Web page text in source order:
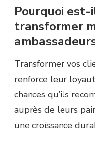
Pourquoi
transformer
Transformer vos
renforce leur
chances qu’ils
auprès de leurs
une croissance